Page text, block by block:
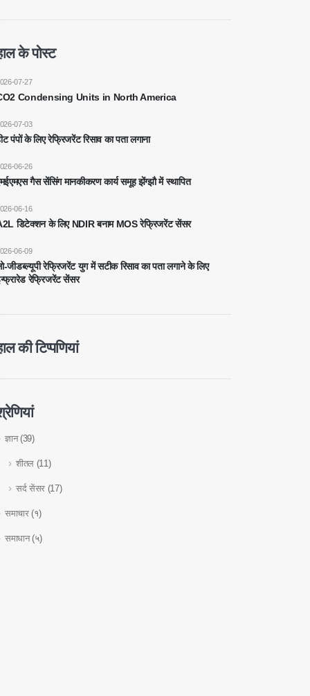
के पोस्ट
Condensing Units in North America
07-27
पंपों के लिए रेफ्रिजरेंट रिसाव का पता लगाना
07-03
गैस सेंसिंग मानकीकरण कार्य समूह झेंग्झौ में स्थापित
06-26
डिटेक्शन के लिए NDIR बनाम MOS रेफ्रिजरेंट सेंसर
06-16
जीडब्ल्यूपी रेफ्रिजरेंट युग में सटीक रिसाव का पता लगाने के लिए
रेफ्रिजरेंट सेंसर
06-09
की टिप्पणियां
ज्ञान (39)
शीतल(11)
सर्द सेंसर(17)
समाचार(१)
समाधान(५)